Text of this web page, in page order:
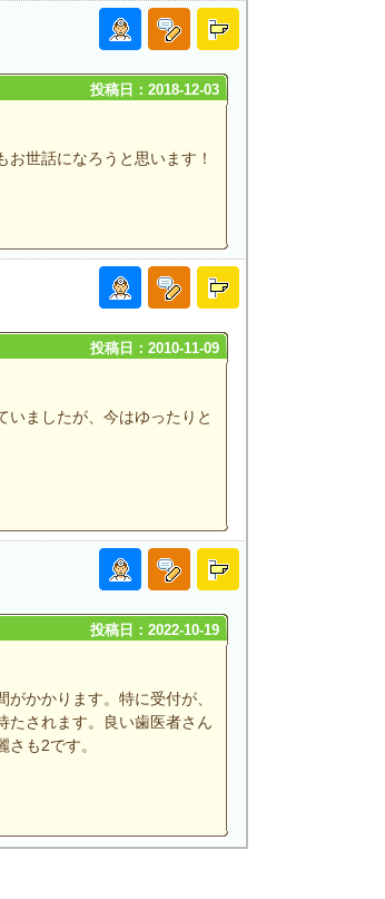
投稿日：2018-12-03
世話になろうと思います！
投稿日：2010-11-09
いましたが、今はゆったりと
投稿日：2022-10-19
かかります。特に受付が、
たされます。良い歯医者さん
も2です。